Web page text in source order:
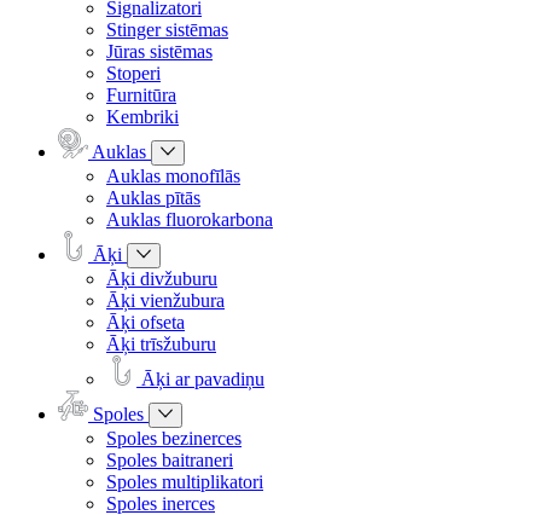
Signalizatori
Stinger sistēmas
Jūras sistēmas
Stoperi
Furnitūra
Kembriki
Auklas
Auklas monofīlās
Auklas pītās
Auklas fluorokarbona
Āķi
Āķi divžuburu
Āķi vienžubura
Āķi ofseta
Āķi trīsžuburu
Āķi ar pavadiņu
Spoles
Spoles bezinerces
Spoles baitraneri
Spoles multiplikatori
Spoles inerces